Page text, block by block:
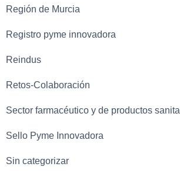
Región de Murcia
Registro pyme innovadora
Reindus
Retos-Colaboración
Sector farmacéutico y de productos
Sello Pyme Innovadora
Sin categorizar